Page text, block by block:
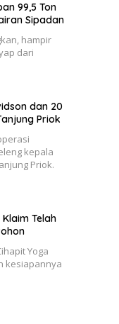
99,5 Ton
Sipadan
hampir
dari
dan 20
Priok
kepala
Priok.
Telah
Yoga
kesiapannya